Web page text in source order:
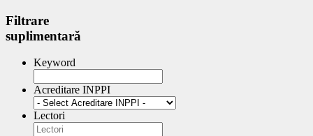
Filtrare
suplimentară
Keyword
Acreditare INPPI
Lectori